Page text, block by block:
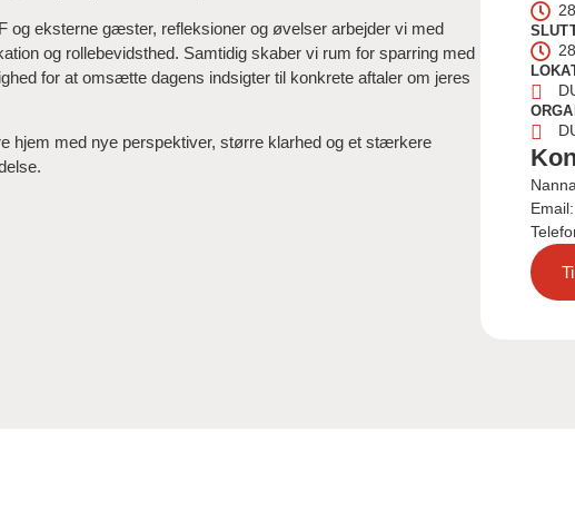
og eksterne gæster, refleksioner og øvelser arbejder vi med
og rollebevidsthed. Samtidig skaber vi rum for sparring med
for at omsætte dagens indsigter til konkrete aftaler om jeres
hjem med nye perspektiver, større klarhed og et stærkere
Email: